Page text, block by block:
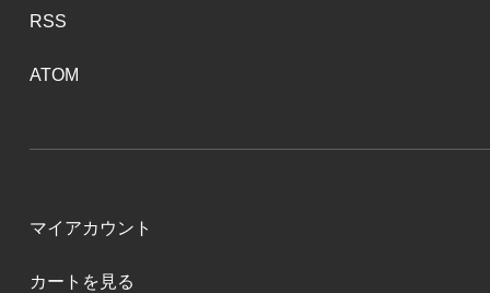
RSS
ATOM
マイアカウント
カートを見る